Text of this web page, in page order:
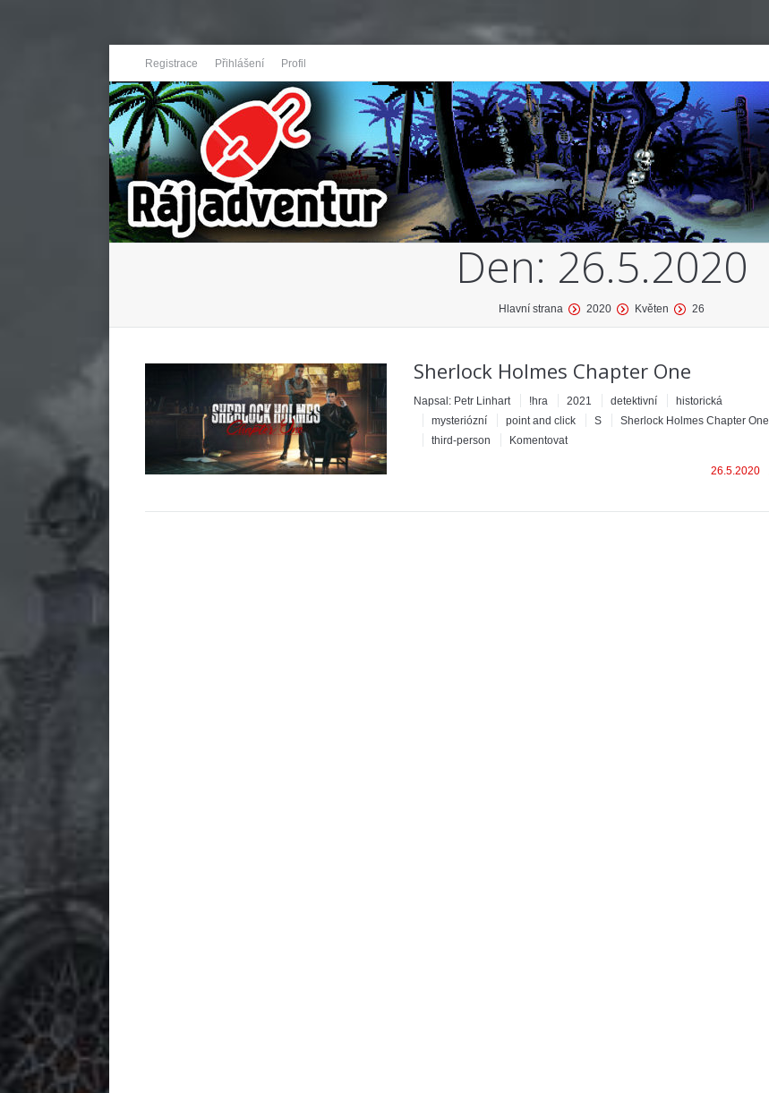
Registrace Přihlášení Profil
Den: 26.5.2020
Hlavní strana 2020 Květen 26
Sherlock Holmes Chapter One
Napsal: Petr Linhart !hra 2021 detektivní
historická
mysteriózní
point and click S
Sherlock Holmes Chapter One
third-person
Komentovat
26.5.2020